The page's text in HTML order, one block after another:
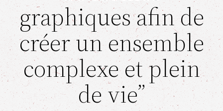
graphiques afin de
créer un ensemble
complexe et plein
de vie”